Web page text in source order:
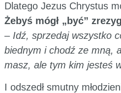
Dlatego Jezus Chrystus
Żebyś mógł „być”
– Idź, sprzedaj wszystko
biednym i chodź ze mną,
masz, ale tym kim jesteś
I odszedł smutny